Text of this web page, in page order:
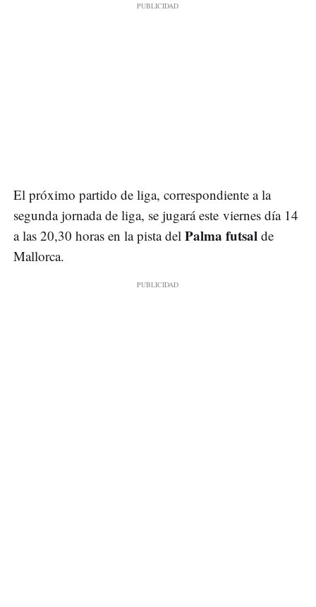
El próximo partido de liga, correspondiente a la
segunda jornada de liga, se jugará este viernes día 14
a las 20,30 horas en la pista del Palma futsal de
Mallorca.